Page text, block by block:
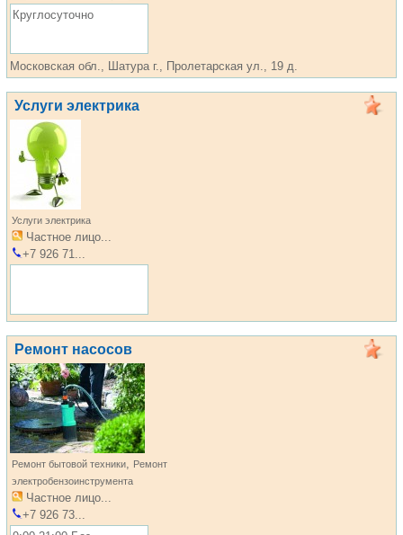
Круглосуточно
Московская обл., Шатура г., Пролетарская ул., 19 д.
Услуги электрика
Услуги электрика
Частное лицо...
+7 926 71...
Ремонт насосов
Ремонт бытовой техники, Ремонт
электробензоинструмента
Частное лицо...
+7 926 73...